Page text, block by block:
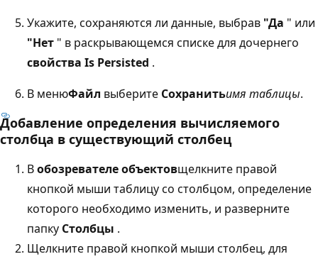
Укажите, сохраняются ли данные, выбрав "Да " или
"Нет " в раскрывающемся списке для дочернего
свойства Is Persisted .
В менюФайл выберите Сохранитьимя таблицы.
Добавление определения вычисляемого
столбца в существующий столбец
Вобозревателе объектовщелкните правой
кнопкой мыши таблицу со столбцом, определение
которого необходимо изменить, и разверните
папку Столбцы .
Щелкните правой кнопкой мыши столбец, для